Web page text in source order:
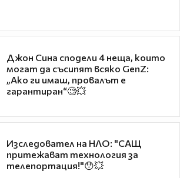
Джон Сина сподели 4 неща, които
могат да съсипят всяко GenZ:
„Ако ги имаш, провалът е
гарантиран“🧐💥
Изследовател на НЛО: "САЩ
притежават технология за
телепортация!"😯💥